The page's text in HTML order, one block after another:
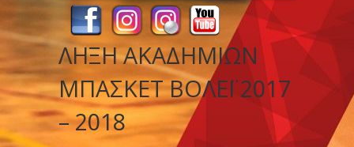
ΛΗΞΗ ΑΚΑΔΗΜΙΩΝ
ΜΠΑΣΚΕΤ ΒΟΛΕΪ 2017
– 2018